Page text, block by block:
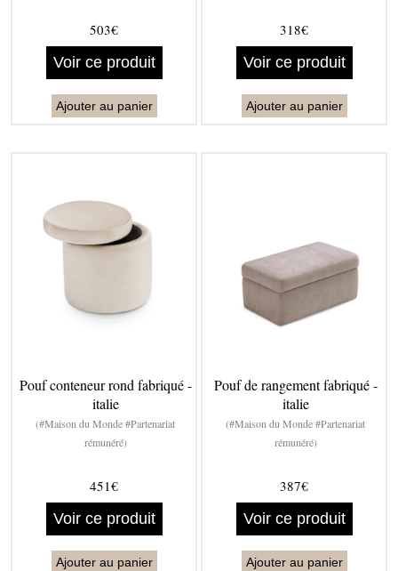
503€
Voir ce produit
Ajouter au panier
318€
Voir ce produit
Ajouter au panier
Pouf conteneur rond fabriqué -
italie
(#Maison du Monde #Partenariat
rémunéré)
451€
Voir ce produit
Ajouter au panier
Pouf de rangement fabriqué -
italie
(#Maison du Monde #Partenariat
rémunéré)
387€
Voir ce produit
Ajouter au panier